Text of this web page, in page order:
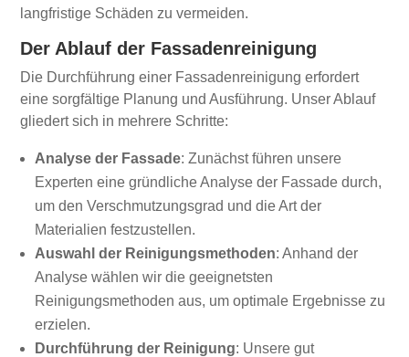
langfristige Schäden zu vermeiden.
Der Ablauf der Fassadenreinigung
Die Durchführung einer Fassadenreinigung erfordert
eine sorgfältige Planung und Ausführung. Unser Ablauf
gliedert sich in mehrere Schritte:
Analyse der Fassade: Zunächst führen unsere
Experten eine gründliche Analyse der Fassade durch,
um den Verschmutzungsgrad und die Art der
Materialien festzustellen.
Auswahl der Reinigungsmethoden: Anhand der
Analyse wählen wir die geeignetsten
Reinigungsmethoden aus, um optimale Ergebnisse zu
erzielen.
Durchführung der Reinigung: Unsere gut